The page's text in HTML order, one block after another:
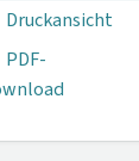
Druckansicht
PDF-